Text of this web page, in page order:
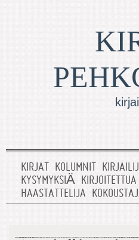
KIRJAT KOLUMNIT
KYSYMYKSIÄ KIRJOITETTUA
HAASTATTELIJA